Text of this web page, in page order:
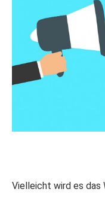
Vielleicht wird es das